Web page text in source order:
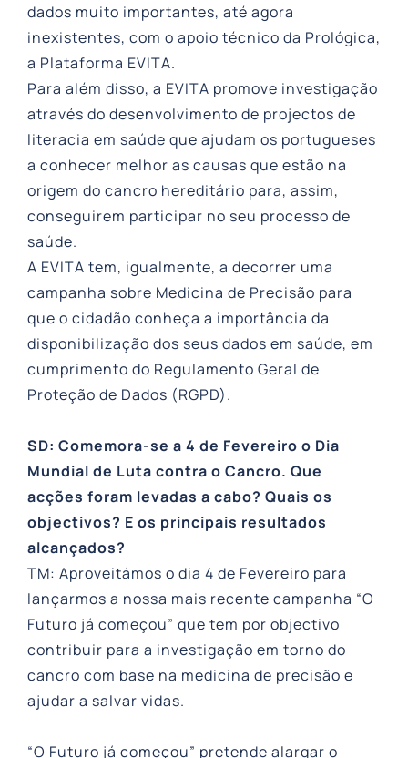
dados muito importantes, até agora
inexistentes, com o apoio técnico da Prológica,
a Plataforma EVITA.
Para além disso, a EVITA promove investigação
através do desenvolvimento de projectos de
literacia em saúde que ajudam os portugueses
a conhecer melhor as causas que estão na
origem do cancro hereditário para, assim,
conseguirem participar no seu processo de
saúde.
A EVITA tem, igualmente, a decorrer uma
campanha sobre Medicina de Precisão para
que o cidadão conheça a importância da
disponibilização dos seus dados em saúde, em
cumprimento do Regulamento Geral de
Proteção de Dados (RGPD).
SD: Comemora-se a 4 de Fevereiro o Dia
Mundial de Luta contra o Cancro. Que
acções foram levadas a cabo? Quais os
objectivos? E os principais resultados
alcançados?
TM: Aproveitámos o dia 4 de Fevereiro para
lançarmos a nossa mais recente campanha “O
Futuro já começou” que tem por objectivo
contribuir para a investigação em torno do
cancro com base na medicina de precisão e
ajudar a salvar vidas.
“O Futuro já começou” pretende alargar o